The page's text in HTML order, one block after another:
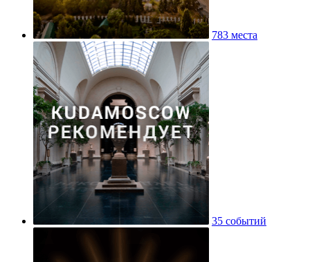
783 места
35 событий